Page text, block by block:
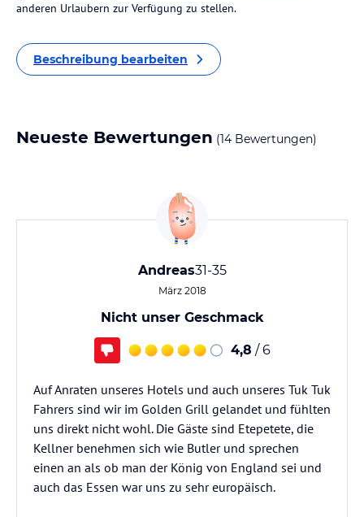
anderen Urlaubern zur Verfügung zu stellen.
Beschreibung bearbeiten
Neueste Bewertungen (14 Bewertungen)
Andreas31-35
März 2018
Nicht unser Geschmack
4,8 / 6
Auf Anraten unseres Hotels und auch unseres Tuk Tuk
Fahrers sind wir im Golden Grill gelandet und fühlten
uns direkt nicht wohl. Die Gäste sind Etepetete, die
Kellner benehmen sich wie Butler und sprechen
einen an als ob man der König von England sei und
auch das Essen war uns zu sehr europäisch.